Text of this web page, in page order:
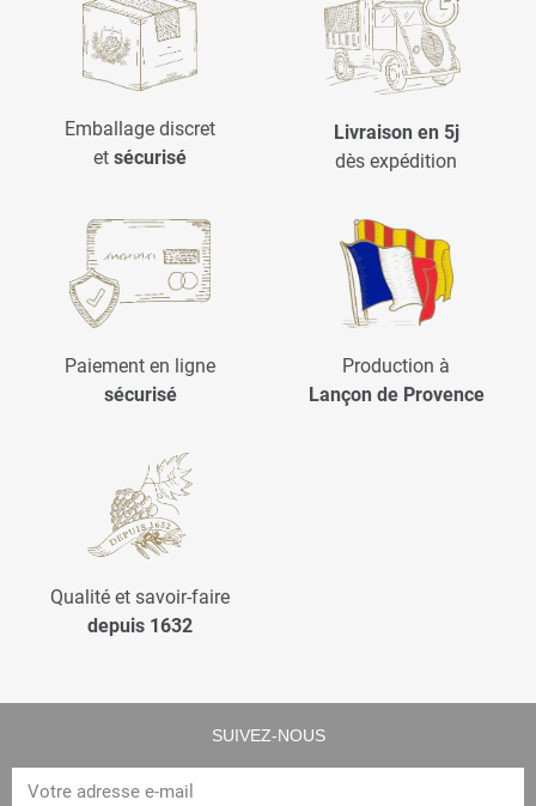
Emballage discret
et sécurisé
Livraison en 5j
dès expédition
Paiement en ligne
sécurisé
Production à
Lançon de Provence
Qualité et savoir-faire
depuis 1632
SUIVEZ-NOUS